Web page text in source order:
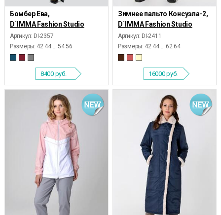
Бомбер Ева,
D`IMMA Fashion Studio
Артикул: DI-2357
Размеры: 42 44 ... 54 56
8400 руб.
Зимнее пальто Консуэла-2,
D`IMMA Fashion Studio
Артикул: DI-2411
Размеры: 42 44 ... 62 64
16000руб.